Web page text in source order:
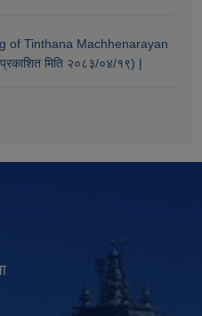
of Tinthana Machhenarayan
मिति २०८३/०४/१९) |